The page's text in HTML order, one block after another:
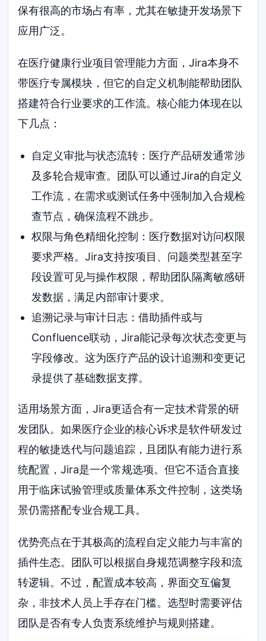
保有很高的市场占有率，尤其在敏捷开发场景下
应用广泛。
在医疗健康行业项目管理能力方面，Jira本身不
带医疗专属模块，但它的自定义机制能帮助团队
搭建符合行业要求的工作流。核心能力体现在以
下几点：
自定义审批与状态流转：医疗产品研发通常涉
及多轮合规审查。团队可以通过Jira的自定义
工作流，在需求或测试任务中强制加入合规检
查节点，确保流程不跳步。
权限与角色精细化控制：医疗数据对访问权限
要求严格。Jira支持按项目、问题类型甚至字
段设置可见与操作权限，帮助团队隔离敏感研
发数据，满足内部审计要求。
追溯记录与审计日志：借助插件或与
Confluence联动，Jira能记录每次状态变更与
字段修改。这为医疗产品的设计追溯和变更记
录提供了基础数据支撑。
适用场景方面，Jira更适合有一定技术背景的研
发团队。如果医疗企业的核心诉求是软件研发过
程的敏捷迭代与问题追踪，且团队有能力进行系
统配置，Jira是一个常规选项。但它不适合直接
用于临床试验管理或质量体系文件控制，这类场
景仍需搭配专业合规工具。
优势亮点在于其极高的流程自定义能力与丰富的
插件生态。团队可以根据自身规范调整字段和流
转逻辑。不过，配置成本较高，界面交互偏复
杂，非技术人员上手存在门槛。选型时需要评估
团队是否有专人负责系统维护与规则搭建。